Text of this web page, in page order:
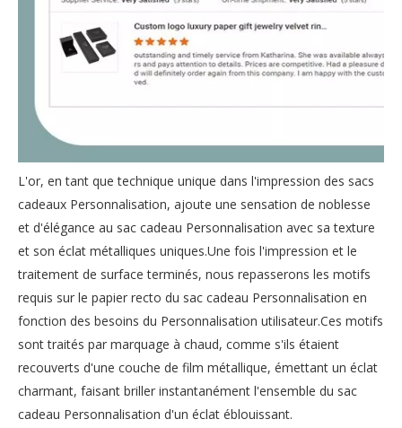
L'or, en tant que technique unique dans l'impression des sacs
cadeaux Personnalisation, ajoute une sensation de noblesse
et d'élégance au sac cadeau Personnalisation avec sa texture
et son éclat métalliques uniques.Une fois l'impression et le
traitement de surface terminés, nous repasserons les motifs
requis sur le papier recto du sac cadeau Personnalisation en
fonction des besoins du Personnalisation utilisateur.Ces motifs
sont traités par marquage à chaud, comme s'ils étaient
recouverts d'une couche de film métallique, émettant un éclat
charmant, faisant briller instantanément l'ensemble du sac
cadeau Personnalisation d'un éclat éblouissant.